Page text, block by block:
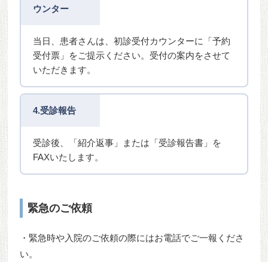
ウンター
当日、患者さんは、初診受付カウンターに「予約
受付票」をご提示ください。受付の案内をさせて
いただきます。
4.受診報告
受診後、「紹介返事」または「受診報告書」を
FAXいたします。
緊急のご依頼
・緊急時や入院のご依頼の際にはお電話でご一報くださ
い。